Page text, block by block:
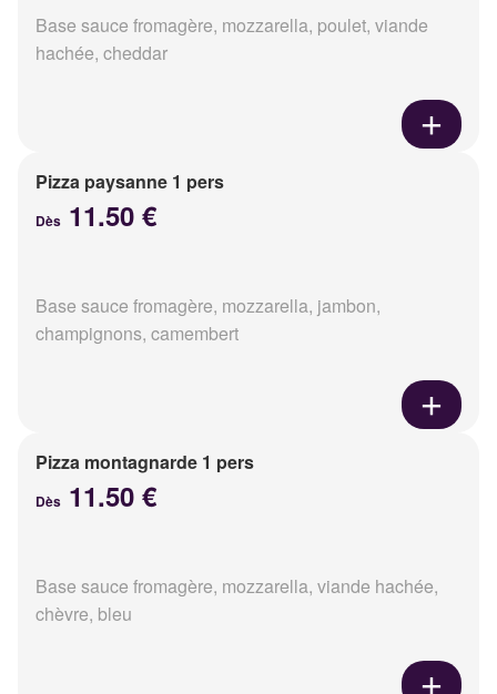
Base sauce fromagère, mozzarella, poulet, viande
hachée, cheddar
Pizza paysanne 1 pers
Dès 11.50 €
Base sauce fromagère, mozzarella, jambon,
champignons, camembert
Pizza montagnarde 1 pers
Dès 11.50 €
Base sauce fromagère, mozzarella, viande hachée,
chèvre, bleu